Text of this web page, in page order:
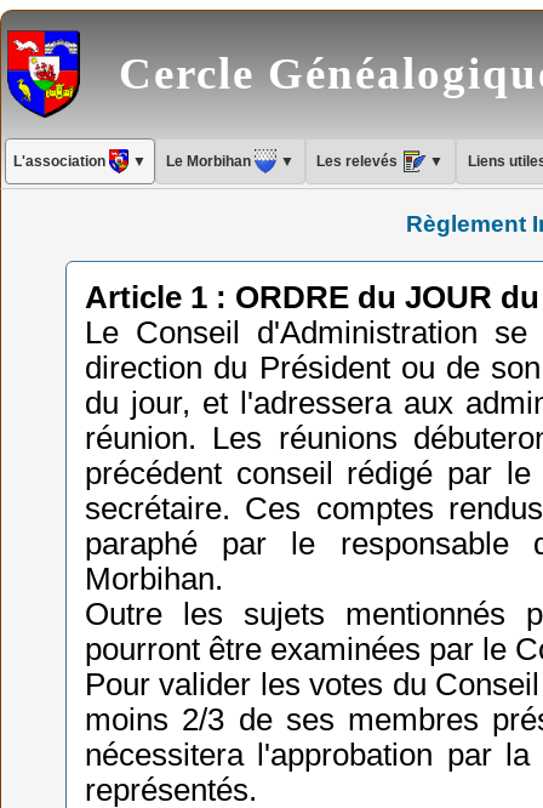
Cercle
L'association ▼ Le Morbihan ▼ Les relevés ▼ Liens
Règlement
Article 1 : ORDRE du JOUR
Le Conseil d'Administration
direction du Président ou de
du jour, et l'adressera aux
réunion. Les réunions
précédent conseil rédigé par
secrétaire. Ces comptes
paraphé par le responsable
Morbihan.
Outre les sujets mentionnés
pourront être examinées par le
Pour valider les votes du
moins 2/3 de ses membres
nécessitera l'approbation par
représentés.